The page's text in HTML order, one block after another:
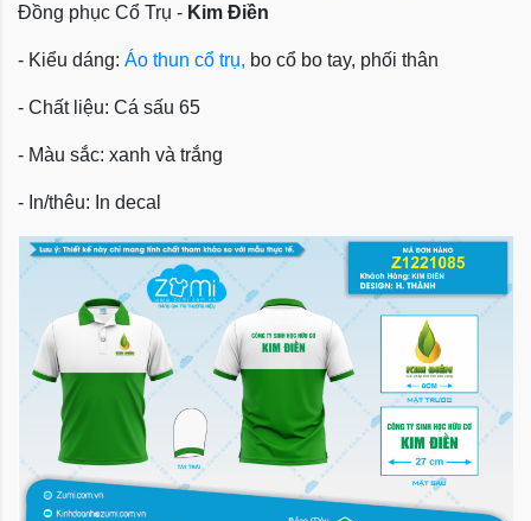
Đồng phục Cổ Trụ - Kim Điền
- Kiểu dáng: Áo thun cổ trụ, bo cổ bo tay, phối thân
- Chất liệu: Cá sấu 65
- Màu sắc: xanh và trắng
- In/thêu: In decal